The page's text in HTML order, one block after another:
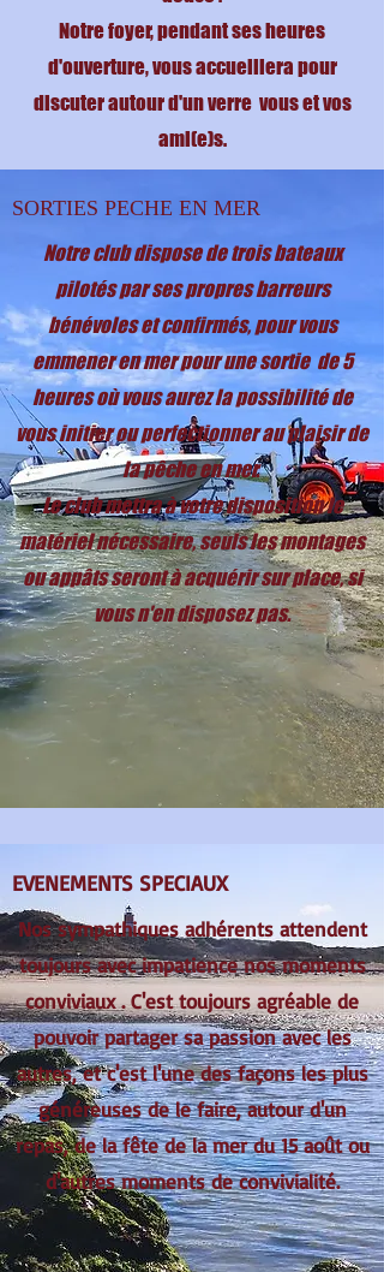
Notre foyer, pendant ses heures
d'ouverture, vous accueillera pour
discuter autour d'un verre vous et vos
ami(e)s.
SORTIES PECHE EN MER
Notre club dispose de trois bateaux
pilotés par ses propres barreurs
bénévoles et confirmés, pour vous
emmener en mer pour une sortie de 5
heures où vous aurez la possibilité de
vous initier ou perfectionner au plaisir de
la pêche en mer.
Le club mettra à votre disposition le
matériel nécessaire, seuls les montages
ou appâts seront à acquérir sur place, si
vous n'en disposez pas.
EVENEMENTS SPECIAUX
Nos sympathiques adhérents attendent
toujours avec impatience nos moments
conviviaux . C'est toujours agréable de
pouvoir partager sa passion avec les
autres, et c'est l'une des façons les plus
généreuses de le faire, autour d'un
repas, de la fête de la mer du 15 août ou
d'autres moments de convivialité.